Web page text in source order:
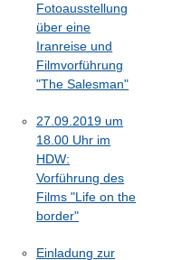
Fotoausstellung
über eine
Iranreise und
Filmvorführung
"The Salesman"
27.09.2019 um
18.00 Uhr im
HDW:
Vorführung des
Films "Life on the
border"
Einladung zur